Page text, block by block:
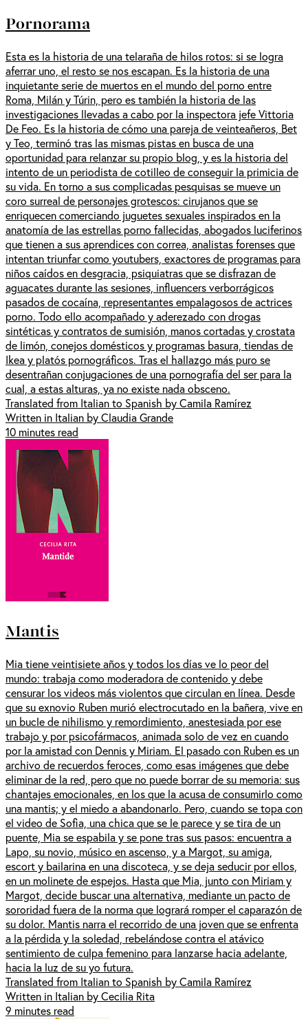
Pornorama
Esta es la historia de una telaraña de hilos rotos: si se logra
aferrar uno, el resto se nos escapan. Es la historia de una
inquietante serie de muertos en el mundo del porno entre
Roma, Milán y Túrin, pero es también la historia de las
investigaciones llevadas a cabo por la inspectora jefe Vittoria
De Feo. Es la historia de cómo una pareja de veinteañeros, Bet
y Teo, terminó tras las mismas pistas en busca de una
oportunidad para relanzar su propio blog, y es la historia del
intento de un periodista de cotilleo de conseguir la primicia de
su vida. En torno a sus complicadas pesquisas se mueve un
coro surreal de personajes grotescos: cirujanos que se
enriquecen comerciando juguetes sexuales inspirados en la
anatomía de las estrellas porno fallecidas, abogados luciferinos
que tienen a sus aprendices con correa, analistas forenses que
intentan triunfar como youtubers, exactores de programas para
niños caídos en desgracia, psiquiatras que se disfrazan de
aguacates durante las sesiones, influencers verborrágicos
pasados de cocaína, representantes empalagosos de actrices
porno. Todo ello acompañado y aderezado con drogas
sintéticas y contratos de sumisión, manos cortadas y crostata
de limón, conejos domésticos y programas basura, tiendas de
Ikea y platós pornográficos. Tras el hallazgo más puro se
desentrañan conjugaciones de una pornografía del ser para la
cual, a estas alturas, ya no existe nada obsceno.
Translated from Italian to Spanish by Camila Ramírez
Written in Italian by Claudia Grande
10 minutes read
Mantis
Mia tiene veintisiete años y todos los días ve lo peor del
mundo: trabaja como moderadora de contenido y debe
censurar los videos más violentos que circulan en línea. Desde
que su exnovio Ruben murió electrocutado en la bañera, vive en
un bucle de nihilismo y remordimiento, anestesiada por ese
trabajo y por psicofármacos, animada solo de vez en cuando
por la amistad con Dennis y Miriam. El pasado con Ruben es un
archivo de recuerdos feroces, como esas imágenes que debe
eliminar de la red, pero que no puede borrar de su memoria: sus
chantajes emocionales, en los que la acusa de consumirlo como
una mantis; y el miedo a abandonarlo. Pero, cuando se topa con
el video de Sofia, una chica que se le parece y se tira de un
puente, Mia se espabila y se pone tras sus pasos: encuentra a
Lapo, su novio, músico en ascenso, y a Margot, su amiga,
escort y bailarina en una discoteca, y se deja seducir por ellos,
en un molinete de espejos. Hasta que Mia, junto con Miriam y
Margot, decide buscar una alternativa, mediante un pacto de
sororidad fuera de la norma que logrará romper el caparazón de
su dolor. Mantis narra el recorrido de una joven que se enfrenta
a la pérdida y la soledad, rebelándose contra el atávico
sentimiento de culpa femenino para lanzarse hacia adelante,
hacia la luz de su yo futura.
Translated from Italian to Spanish by Camila Ramírez
Written in Italian by Cecilia Rita
9 minutes read